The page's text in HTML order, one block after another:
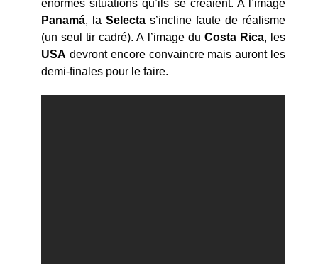
énormes situations qu’ils se créaient. A l’image
Panamá, la Selecta s’incline faute de réalisme
(un seul tir cadré). A l’image du Costa Rica, les
USA devront encore convaincre mais auront les
demi-finales pour le faire.